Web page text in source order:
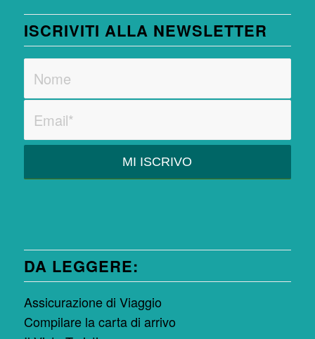
ISCRIVITI ALLA NEWSLETTER
DA LEGGERE:
Assicurazione di Viaggio
Compilare la carta di arrivo